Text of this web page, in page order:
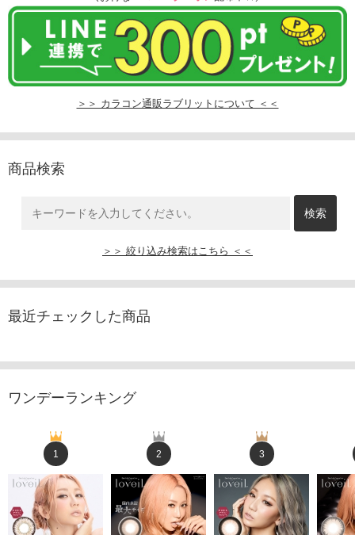
＞＞ カラコン通販ラブリットについて ＜＜
商品検索
＞＞ 絞り込み検索はこちら ＜＜
最近チェックした商品
ワンデーランキング
1 2 3